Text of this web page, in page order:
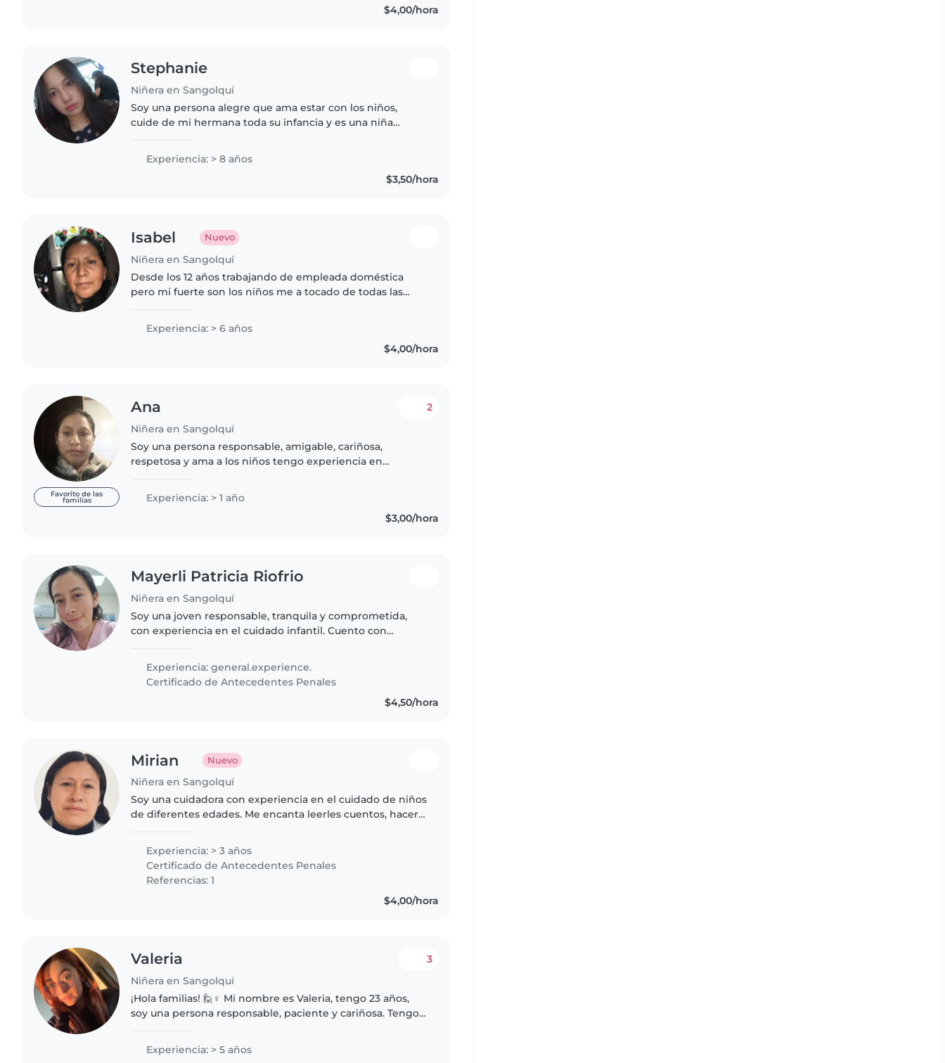
$4,00/hora
Stephanie
Niñera en Sangolquí
Soy una persona alegre que ama estar con los niños,
cuide de mi hermana toda su infancia y es una niña
los demás
Experiencia: > 8 años
$3,50/hora
Isabel Nuevo
Niñera en Sangolquí
Desde los 12 años trabajando de empleada doméstica
pero mi fuerte son los niños me a tocado de todas las
responsable
Experiencia: > 6 años
$4,00/hora
Favorito de las
familias
Ana
Niñera en Sangolquí
2
Soy una persona responsable, amigable, cariñosa,
respetosa y ama a los niños tengo experiencia en
Experiencia: > 1 año
$3,00/hora
Mayerli Patricia Riofrio
Niñera en Sangolquí
Soy una joven responsable, tranquila y comprometida,
con experiencia en el cuidado infantil. Cuento con
Experiencia: general.experience.
Certificado de Antecedentes Penales
$4,50/hora
Mirian Nuevo
Niñera en Sangolquí
Soy una cuidadora con experiencia en el cuidado de niños
de diferentes edades. Me encanta leerles cuentos, hacer
tareas básicas del..
Experiencia: > 3 años
Certificado de Antecedentes Penales
Referencias: 1
$4,00/hora
Valeria
Niñera en Sangolquí
3
¡Hola familias! 🙋♀️ Mi nombre es Valeria, tengo 23 años,
soy una persona responsable, paciente y cariñosa. Tengo
en mi entorno..
Experiencia: > 5 años